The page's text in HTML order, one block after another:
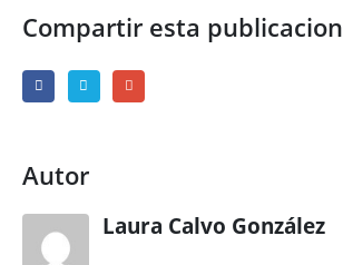
Compartir esta publicacion
Autor
Laura Calvo González